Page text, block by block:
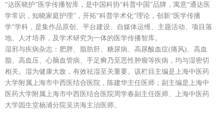
“达医晓护”医学传播智库，是中国科协“科普中国”品牌，寓意“通达医
学常识，知晓家庭护理”，开拓“科普学术化”理论，创新“医学传播
学”学科，是集作品原创、平台建设、自媒体运维、主题活动、项目落
地、人才培养，及学术研究为一体的医学传播智库。
湿邪与疾病杂志：肥胖、脂肪肝、糖尿病、高尿酸血症(痛风)、高血
脂、高血压、心脑血管病、手足癣乃至恶性肿瘤等疾病，均与湿密切
相关。湿为健康大敌，有效祛湿至关重要。该栏目主编是上海中医药
大学附属上海市中西医结合医院，陈建华主任医师；副主编是上海中
医药大学附属上海市中西医结合医院周学春副主任医师、上海中医药
大学固生堂杨浦分院吴洪海主治医师。